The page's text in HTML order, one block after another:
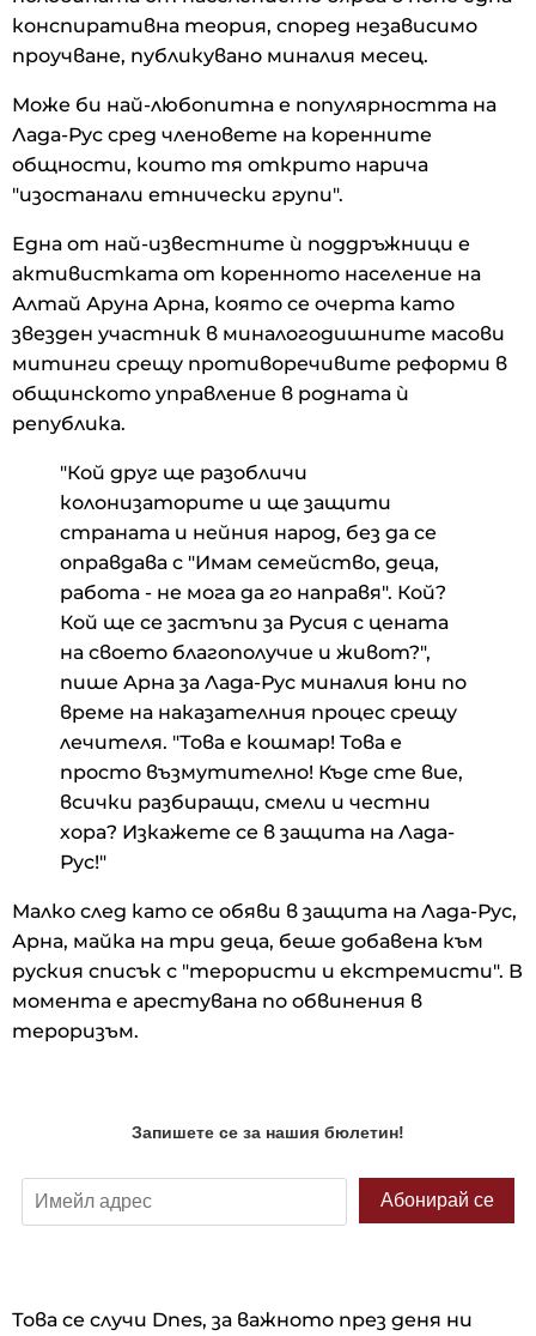
конспиративна теория, според независимо
проучване, публикувано миналия месец.
Може би най-любопитна е популярността на
Лада-Рус сред членовете на коренните
общности, които тя открито нарича
"изостанали етнически групи".
Една от най-известните ѝ поддръжници е
активистката от коренното население на
Алтай Аруна Арна, която се очерта като
звезден участник в миналогодишните масови
митинги срещу противоречивите реформи в
общинското управление в родната ѝ
република.
"Кой друг ще разобличи
колонизаторите и ще защити
страната и нейния народ, без да се
оправдава с "Имам семейство, деца,
работа - не мога да го направя". Кой?
Кой ще се застъпи за Русия с цената
на своето благополучие и живот?",
пише Арна за Лада-Рус миналия юни по
време на наказателния процес срещу
лечителя. "Това е кошмар! Това е
просто възмутително! Къде сте вие,
всички разбиращи, смели и честни
хора? Изкажете се в защита на Лада-
Рус!"
Малко след като се обяви в защита на Лада-Рус,
Арна, майка на три деца, беше добавена към
руския списък с "терористи и екстремисти". В
момента е арестувана по обвинения в
тероризъм.
Това се случи Dnes, за важното през деня ни